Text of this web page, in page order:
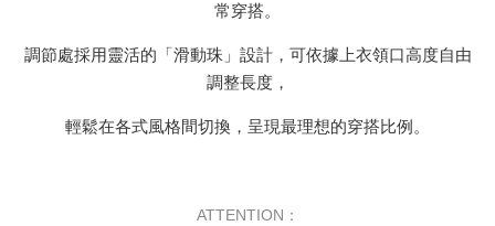
常穿搭。
調節處採用靈活的「滑動珠」設計，可依據上衣領口高度自由
調整長度，
輕鬆在各式風格間切換，呈現最理想的穿搭比例。
ATTENTION：